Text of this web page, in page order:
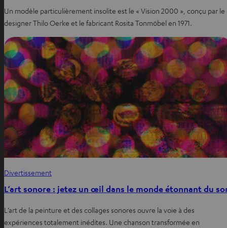
Un modèle particulièrement insolite est le « Vision 2000 », conçu par le
designer Thilo Oerke et le fabricant Rosita Tonmöbel en 1971.
Divertissement
L‘art sonore : jetez un œil dans le monde étonnant du
L’art de la peinture et des collages sonores ouvre la voie à des
expériences totalement inédites. Une chanson transformée en